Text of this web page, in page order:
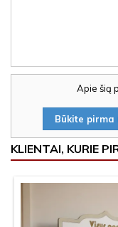
Apie šią
Būkite pirma
KLIENTAI, KURIE